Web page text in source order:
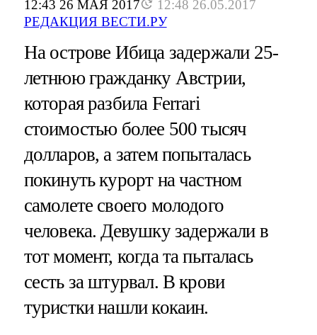
12:43 26 МАЯ 2017
12:48 26.05.2017
РЕДАКЦИЯ ВЕСТИ.РУ
На острове Ибица задержали 25-
летнюю гражданку Австрии,
которая разбила Ferrari
стоимостью более 500 тысяч
долларов, а затем попыталась
покинуть курорт на частном
самолете своего молодого
человека. Девушку задержали в
тот момент, когда та пыталась
сесть за штурвал. В крови
туристки нашли кокаин.